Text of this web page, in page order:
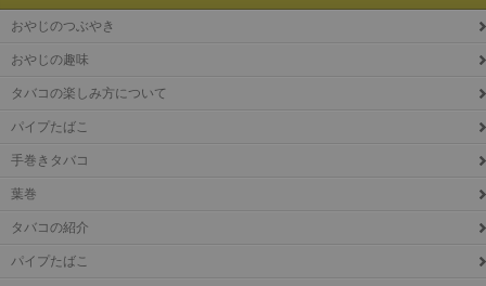
おやじのつぶやき
おやじの趣味
タバコの楽しみ方について
パイプたばこ
手巻きタバコ
葉巻
タバコの紹介
パイプたばこ